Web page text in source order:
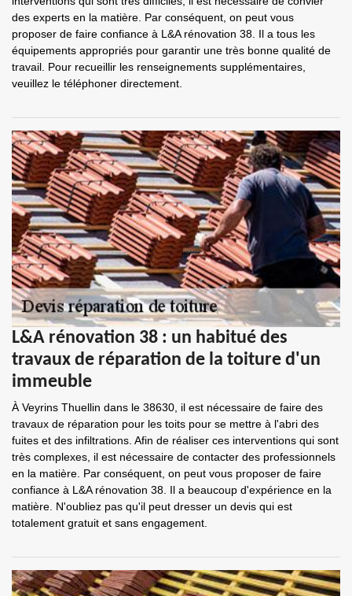
des experts en la matière. Par conséquent, on peut vous
proposer de faire confiance à L&A rénovation 38. Il a tous les
équipements appropriés pour garantir une très bonne qualité de
travail. Pour recueillir les renseignements supplémentaires,
veuillez le téléphoner directement.
L&A rénovation 38 : un habitué des
travaux de réparation de la toiture d'un
immeuble
À Veyrins Thuellin dans le 38630, il est nécessaire de faire des
travaux de réparation pour les toits pour se mettre à l'abri des
fuites et des infiltrations. Afin de réaliser ces interventions qui sont
très complexes, il est nécessaire de contacter des professionnels
en la matière. Par conséquent, on peut vous proposer de faire
confiance à L&A rénovation 38. Il a beaucoup d'expérience en la
matière. N'oubliez pas qu'il peut dresser un devis qui est
totalement gratuit et sans engagement.